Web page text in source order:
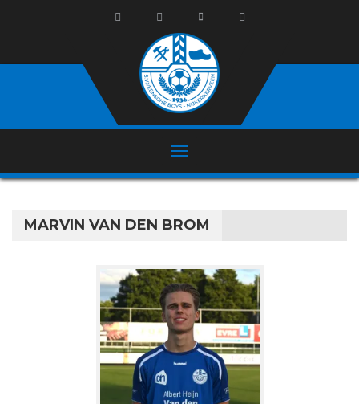
MARVIN VAN DEN BROM